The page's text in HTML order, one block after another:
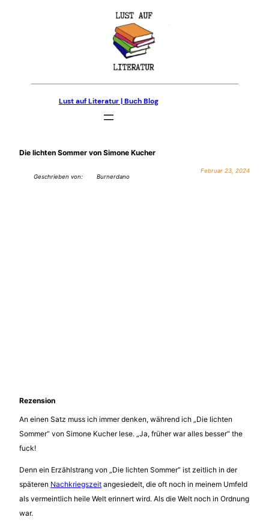
Lust auf Literatur | Buch Blog
Die lichten Sommer von Simone Kucher
Geschrieben von: Burnerdano
Februar 23, 2024
Rezension
An einen Satz muss ich immer denken, während ich „Die lichten
Sommer“ von Simone Kucher lese. „Ja, früher war alles besser“ the
fuck!
Denn ein Erzählstrang von „Die lichten Sommer“ ist zeitlich in der
späteren Nachkriegszeit angesiedelt, die oft noch in meinem Umfeld
als vermeintlich heile Welt erinnert wird. Als die Welt noch in Ordnung
war.